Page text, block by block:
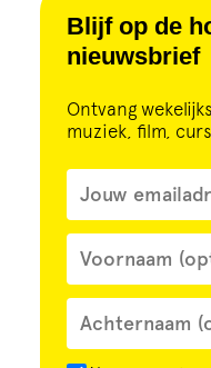
ECI Cultuurcafé
Over ons
Contact
Steun ons
Blijf op de
nieuwsbrief
Ontvang
muziek, film,